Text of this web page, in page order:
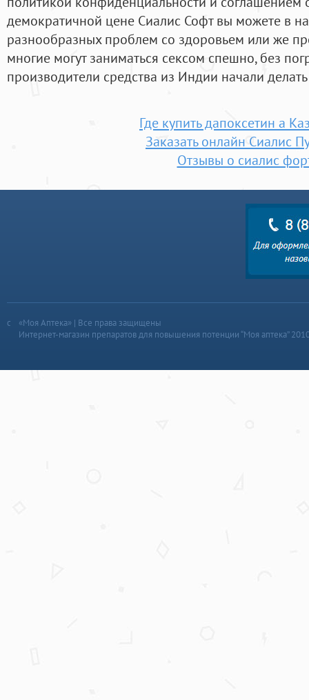
демократичной цене Сиалис Софт вы можете в
разнообразных проблем со здоровьем или же
многие могут заниматься сексом спешно, без
производители средства из Индии начали
Где купить дапоксетин а
Заказать онлайн Сиалис
Отзывы о сиалис
«Моя Аптека» | Все права защищены
Интернет-магазин препаратов для повышения потенции “Моя аптека”